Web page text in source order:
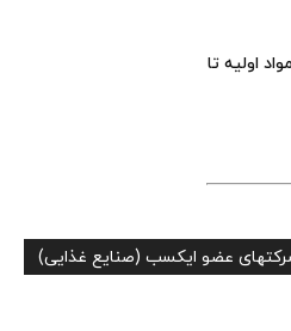
اولیه تا
عضو ایکسب (صنایع غذایی)